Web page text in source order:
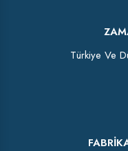
Türkiye Ve